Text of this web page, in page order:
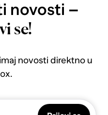
novosti –
se!
novosti direktno u